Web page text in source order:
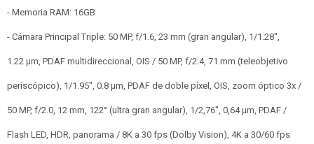
- Memoria RAM: 16GB
- Cámara Principal Triple: 50 MP, f/1.6, 23 mm (gran angular), 1/1.28",
1.22 µm, PDAF multidireccional, OIS / 50 MP, f/2.4, 71 mm (teleobjetivo
periscópico), 1/1.95", 0.8 µm, PDAF de doble píxel, OIS, zoom óptico 3x /
50 MP, f/2.0, 12 mm, 122° (ultra gran angular), 1/2,76", 0,64 µm, PDAF /
Flash LED, HDR, panorama / 8K a 30 fps (Dolby Vision), 4K a 30/60 fps